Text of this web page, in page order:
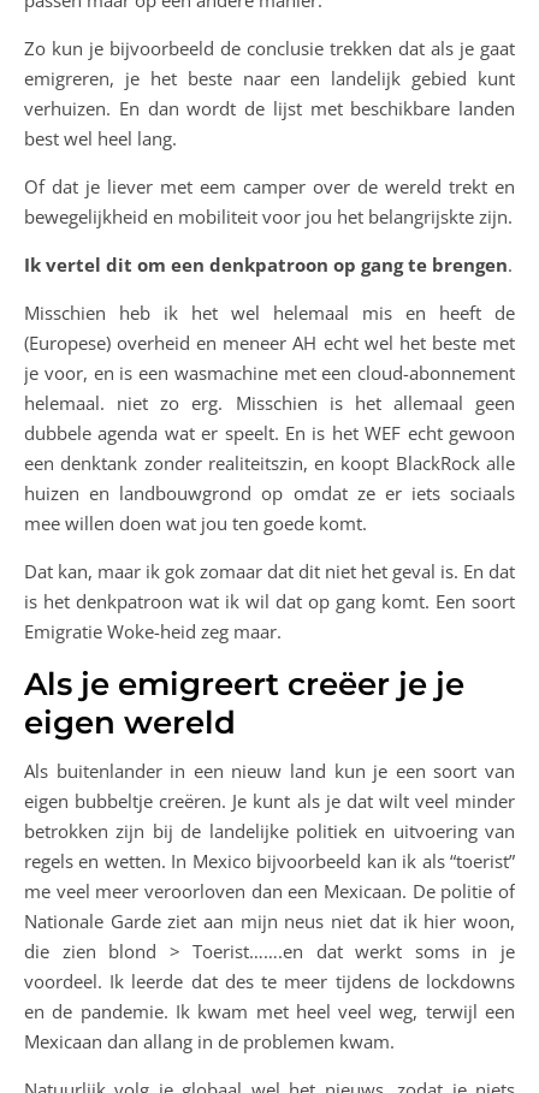
Zo kun je bijvoorbeeld de conclusie trekken dat als je gaat
emigreren, je het beste naar een landelijk gebied kunt
verhuizen. En dan wordt de lijst met beschikbare landen
best wel heel lang.
Of dat je liever met eem camper over de wereld trekt en
bewegelijkheid en mobiliteit voor jou het belangrijskte zijn.
Ik vertel dit om een denkpatroon op gang te brengen.
Misschien heb ik het wel helemaal mis en heeft de
(Europese) overheid en meneer AH echt wel het beste met
je voor, en is een wasmachine met een cloud-abonnement
helemaal. niet zo erg. Misschien is het allemaal geen
dubbele agenda wat er speelt. En is het WEF echt gewoon
een denktank zonder realiteitszin, en koopt BlackRock alle
huizen en landbouwgrond op omdat ze er iets sociaals
mee willen doen wat jou ten goede komt.
Dat kan, maar ik gok zomaar dat dit niet het geval is. En dat
is het denkpatroon wat ik wil dat op gang komt. Een soort
Emigratie Woke-heid zeg maar.
Als je emigreert creëer je je
eigen wereld
Als buitenlander in een nieuw land kun je een soort van
eigen bubbeltje creëren. Je kunt als je dat wilt veel minder
betrokken zijn bij de landelijke politiek en uitvoering van
regels en wetten. In Mexico bijvoorbeeld kan ik als “toerist”
me veel meer veroorloven dan een Mexicaan. De politie of
Nationale Garde ziet aan mijn neus niet dat ik hier woon,
die zien blond > Toerist…….en dat werkt soms in je
voordeel. Ik leerde dat des te meer tijdens de lockdowns
en de pandemie. Ik kwam met heel veel weg, terwijl een
Mexicaan dan allang in de problemen kwam.